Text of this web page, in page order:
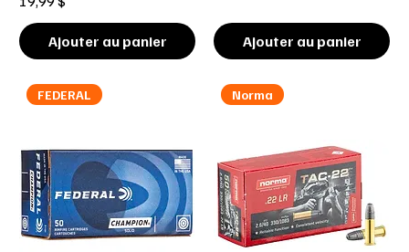
Ajouter au panier Ajouter au panier
FEDERAL Norma